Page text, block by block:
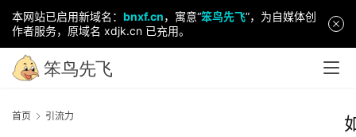
本网站已启用新域名： bnxf.cn，寓意“笨鸟先飞”，为自媒体创
作者服务，原域名 xdjk.cn 已充用。
首页 引流力